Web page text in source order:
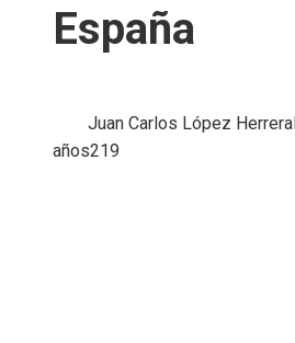
España
Juan Carlos López Herrera
años219